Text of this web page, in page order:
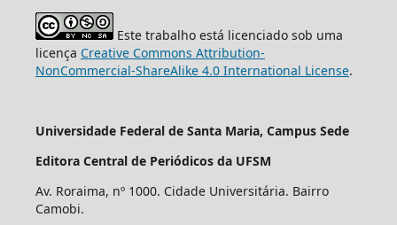
Este trabalho está licenciado sob uma
licença Creative Commons Attribution-
NonCommercial-ShareAlike 4.0 International License.
Universidade Federal de Santa Maria, Campus Sede
Editora Central de Periódicos da UFSM
Av. Roraima, nº 1000. Cidade Universitária. Bairro
Camobi.